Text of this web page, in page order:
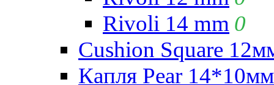
Rivoli 14 mm 0
Cushion Square
Капля Pear